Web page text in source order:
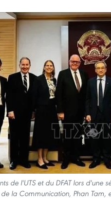
de l'UTS et du DFAT lors
la Communication, Phan